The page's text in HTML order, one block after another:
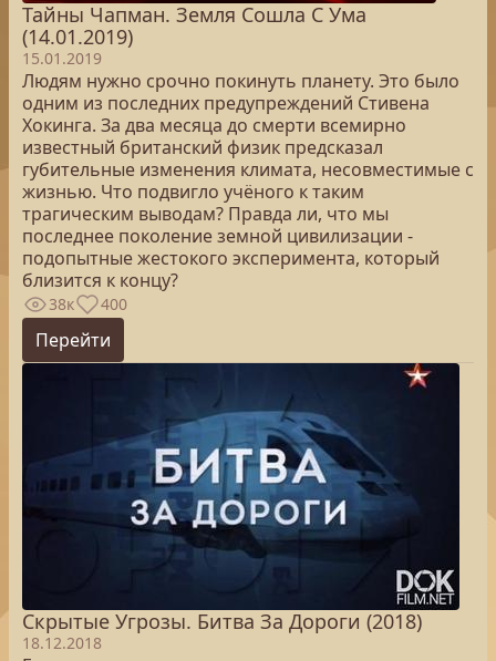
Тайны Чапман. Земля Сошла С Ума
(14.01.2019)
15.01.2019
Людям нужно срочно покинуть планету. Это было
одним из последних предупреждений Стивена
Хокинга. За два месяца до смерти всемирно
известный британский физик предсказал
губительные изменения климата, несовместимые с
жизнью. Что подвигло учёного к таким
трагическим выводам? Правда ли, что мы
последнее поколение земной цивилизации -
подопытные жестокого эксперимента, который
близится к концу?
38к 400
Перейти
Скрытые Угрозы. Битва За Дороги (2018)
18.12.2018